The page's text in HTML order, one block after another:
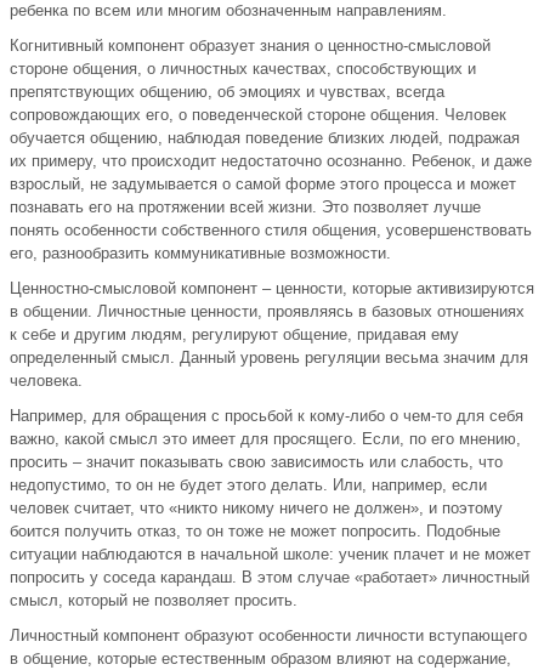
ребенка по всем или многим обозначенным направлениям.
Когнитивный компонент образует знания о ценностно-смысловой
стороне общения, о личностных качествах, способствующих и
препятствующих общению, об эмоциях и чувствах, всегда
сопровождающих его, о поведенческой стороне общения. Человек
обучается общению, наблюдая поведение близких людей, подражая
их примеру, что происходит недостаточно осознанно. Ребенок, и даже
взрослый, не задумывается о самой форме этого процесса и может
познавать его на протяжении всей жизни. Это позволяет лучше
понять особенности собственного стиля общения, усовершенствовать
его, разнообразить коммуникативные возможности.
Ценностно-смысловой компонент – ценности, которые активизируются
в общении. Личностные ценности, проявляясь в базовых отношениях
к себе и другим людям, регулируют общение, придавая ему
определенный смысл. Данный уровень регуляции весьма значим для
человека.
Например, для обращения с просьбой к кому-либо о чем-то для себя
важно, какой смысл это имеет для просящего. Если, по его мнению,
просить – значит показывать свою зависимость или слабость, что
недопустимо, то он не будет этого делать. Или, например, если
человек считает, что «никто никому ничего не должен», и поэтому
боится получить отказ, то он тоже не может попросить. Подобные
ситуации наблюдаются в начальной школе: ученик плачет и не может
попросить у соседа карандаш. В этом случае «работает» личностный
смысл, который не позволяет просить.
Личностный компонент образуют особенности личности вступающего
в общение, которые естественным образом влияют на содержание,